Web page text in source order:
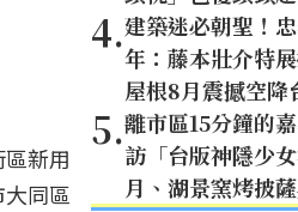
新用
同區
4.建築迷必朝聖！
年：藤本壯介特
屋根8月震撼空降
5.離市區15分鐘的
訪「台版神隱少
月、湖景窯烤披